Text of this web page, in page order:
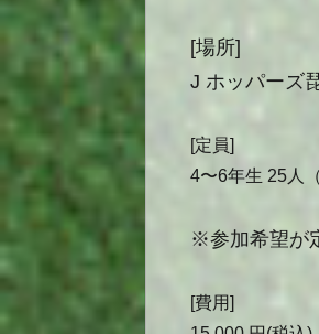
[場所]
J ホッパーズ
[定員]
4〜6年生 25 人（
※参加希望が
[費用]